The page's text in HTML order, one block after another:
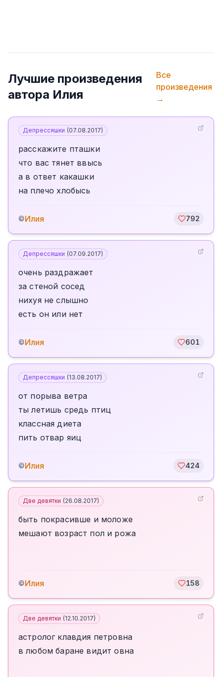
Лучшие произведения
автора Илия
Все
произведения
→
Депрессяшки (07.08.2017)
расскажите пташки
что вас тянет ввысь
а в ответ какашки
на плечо хлобысь
©Илия 792
Депрессяшки (07.09.2017)
очень раздражает
за стеной сосед
нихуя не слышно
есть он или нет
©Илия 601
Депрессяшки (13.08.2017)
от порыва ветра
ты летишь средь птиц
классная диета
пить отвар яиц
©Илия 424
Две девятки (26.08.2017)
быть покрасивше и моложе
мешают возраст пол и рожа
©Илия 158
Две девятки (12.10.2017)
астролог клавдия петровна
в любом баране видит овна